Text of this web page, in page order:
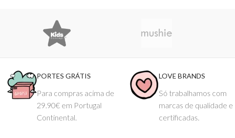
PORTES GRÁTIS
Para compras acima de
29.90€ em Portugal
Continental.
LOVE BRANDS
Só trabalhamos com
marcas de qualidade e
certificadas.